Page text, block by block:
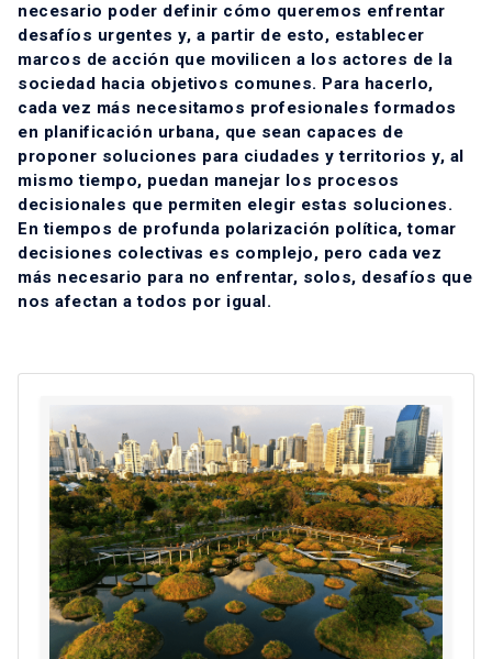
necesario poder definir cómo queremos enfrentar
desafíos urgentes y, a partir de esto, establecer
marcos de acción que movilicen a los actores de la
sociedad hacia objetivos comunes. Para hacerlo,
cada vez más necesitamos profesionales formados
en planificación urbana, que sean capaces de
proponer soluciones para ciudades y territorios y, al
mismo tiempo, puedan manejar los procesos
decisionales que permiten elegir estas soluciones.
En tiempos de profunda polarización política, tomar
decisiones colectivas es complejo, pero cada vez
más necesario para no enfrentar, solos, desafíos que
nos afectan a todos por igual.